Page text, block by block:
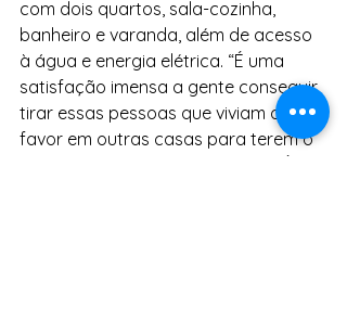
com dois quartos, sala-cozinha,
banheiro e varanda, além de acesso
à água e energia elétrica. “É uma
satisfação imensa a gente conseguir
tirar essas pessoas que viviam de
favor em outras casas para terem o